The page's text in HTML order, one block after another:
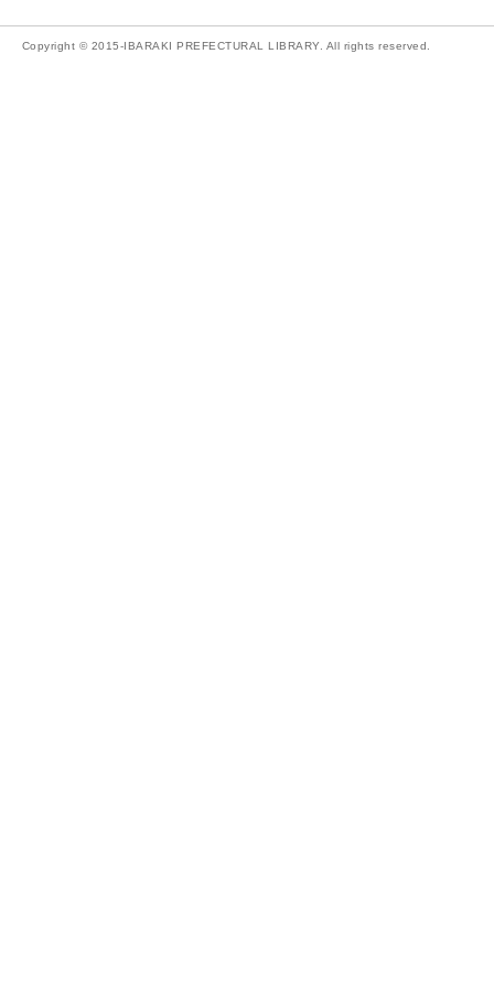
Copyright © 2015-IBARAKI PREFECTURAL LIBRARY. All rights reserved.